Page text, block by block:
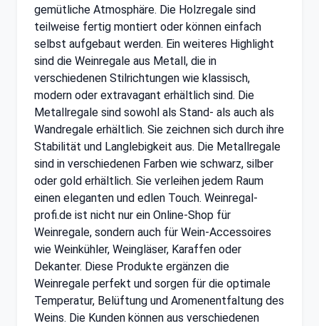
gemütliche Atmosphäre. Die Holzregale sind
teilweise fertig montiert oder können einfach
selbst aufgebaut werden. Ein weiteres Highlight
sind die Weinregale aus Metall, die in
verschiedenen Stilrichtungen wie klassisch,
modern oder extravagant erhältlich sind. Die
Metallregale sind sowohl als Stand- als auch als
Wandregale erhältlich. Sie zeichnen sich durch ihre
Stabilität und Langlebigkeit aus. Die Metallregale
sind in verschiedenen Farben wie schwarz, silber
oder gold erhältlich. Sie verleihen jedem Raum
einen eleganten und edlen Touch. Weinregal-
profi.de ist nicht nur ein Online-Shop für
Weinregale, sondern auch für Wein-Accessoires
wie Weinkühler, Weingläser, Karaffen oder
Dekanter. Diese Produkte ergänzen die
Weinregale perfekt und sorgen für die optimale
Temperatur, Belüftung und Aromenentfaltung des
Weins. Die Kunden können aus verschiedenen